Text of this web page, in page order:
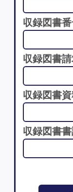
収録図書
収録図書
収録図書
収録図書